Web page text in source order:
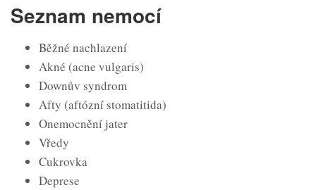
Seznam nemocí
Běžné nachlazení
Akné (acne vulgaris)
Downův syndrom
Afty (aftózní stomatitida)
Onemocnění jater
Vředy
Cukrovka
Deprese